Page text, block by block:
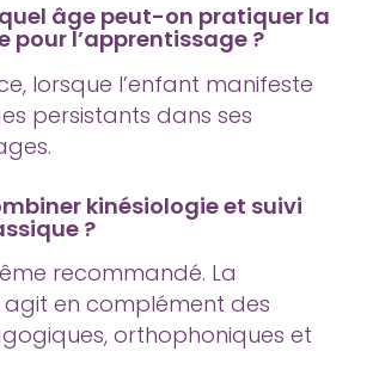
âge peut-on pratiquer la
pour l’apprentissage ?
lorsque l’enfant manifeste
persistants dans ses
kinésiologie et suivi
?
recommandé. La
agit en complément des
orthophoniques et